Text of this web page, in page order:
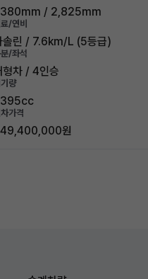
/ 2,825mm
/연비
솔린 / 7.6km/L (5등급)
/좌석
형차 / 4인승
량
가격
원